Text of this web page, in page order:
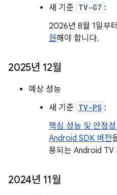
새 기준 TV-G7 :
2026년 8월 1일부
원해야 합니다.
2025년 12월
예상 성능
새 기준 TV-PS :
핵심 성능 및 안정
Android SDK 버전
용되는 Android TV
2024년 11월